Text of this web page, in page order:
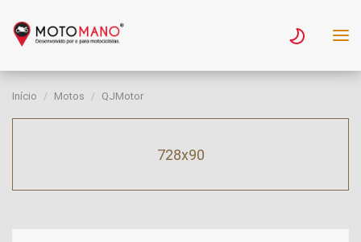
Início Motos QJMotor
728x90